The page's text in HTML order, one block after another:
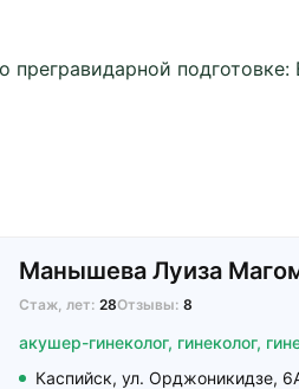
Манышева Луиза
Стаж, лет: 28Отзывы: 8
акушер-гинеколог, гинеколог,
Каспийск, ул. Орджоникидзе,